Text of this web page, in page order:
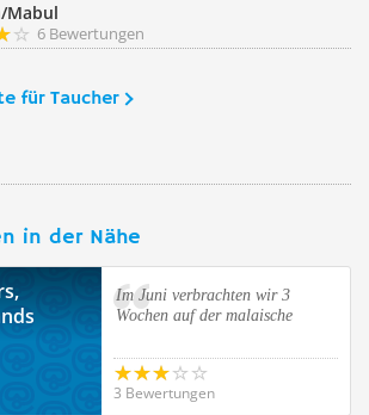
Mabul
6 Bewertungen
für Taucher
in der Nähe
Im Juni verbrachten wir 3
Wochen auf der malaische
3 Bewertungen